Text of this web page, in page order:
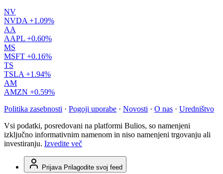
NV
NVDA +1.09%
AA
AAPL +0.60%
MS
MSFT +0.16%
TS
TSLA +1.94%
AM
AMZN +0.59%
Politika zasebnosti · Pogoji uporabe · Novosti · O nas · Uredništvo
Vsi podatki, posredovani na platformi Bulios, so namenjeni
izključno informativnim namenom in niso namenjeni trgovanju ali
investiranju. Izvedite več
Prijava Prilagodite svoj feed